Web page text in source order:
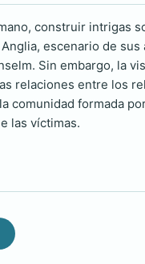
construir intrigas
escenario de
Sin embargo, la
relaciones entre los
comunidad formada
las víctimas.